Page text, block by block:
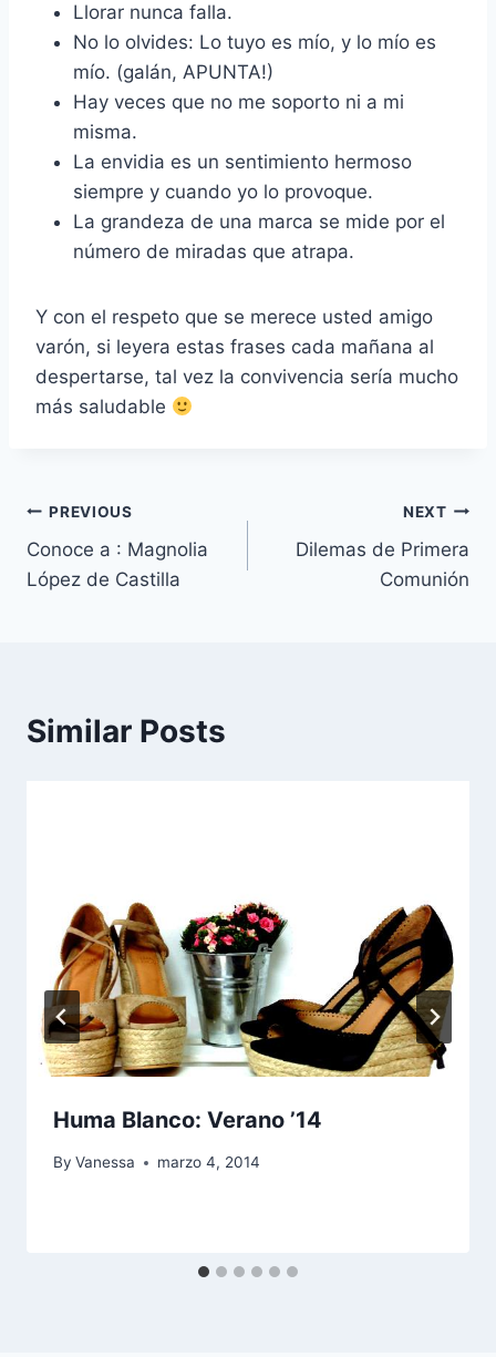
Llorar nunca falla.
No lo olvides: Lo tuyo es mío, y lo mío es
mío. (galán, APUNTA!)
Hay veces que no me soporto ni a mi
misma.
La envidia es un sentimiento hermoso
siempre y cuando yo lo provoque.
La grandeza de una marca se mide por el
número de miradas que atrapa.
Y con el respeto que se merece usted amigo
varón, si leyera estas frases cada mañana al
despertarse, tal vez la convivencia sería mucho
más saludable
Navegación
de
PREVIOUS
Conoce a : Magnolia
López de Castilla
NEXT
Dilemas de Primera
Comunión
Similar Posts
Huma Blanco: Verano ’14
By Vanessa marzo 4, 2014